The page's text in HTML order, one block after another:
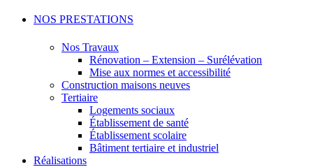
NOS PRESTATIONS
Nos Travaux
Rénovation – Extension – Surélévation
Mise aux normes et accessibilité
Construction maisons neuves
Tertiaire
Logements sociaux
Établissement de santé
Établissement scolaire
Bâtiment tertiaire et industriel
Réalisations